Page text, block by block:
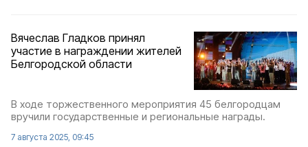
Вячеслав Гладков принял
участие в награждении жителей
Белгородской области
В ходе торжественного мероприятия 45 белгородцам
вручили государственные и региональные награды.
7 августа 2025, 09:45